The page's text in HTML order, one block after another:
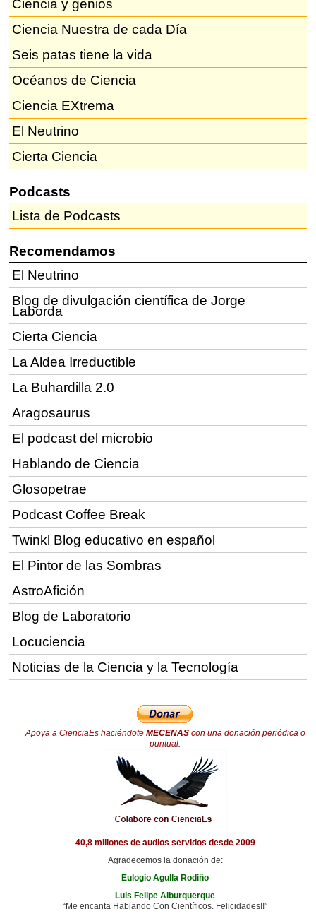
Ciencia y genios
Ciencia Nuestra de cada Día
Seis patas tiene la vida
Océanos de Ciencia
Ciencia EXtrema
El Neutrino
Cierta Ciencia
Podcasts
Lista de Podcasts
Recomendamos
El Neutrino
Blog de divulgación científica de Jorge
Laborda
Cierta Ciencia
La Aldea Irreductible
La Buhardilla 2.0
Aragosaurus
El podcast del microbio
Hablando de Ciencia
Glosopetrae
Podcast Coffee Break
Twinkl Blog educativo en español
El Pintor de las Sombras
AstroAfición
Blog de Laboratorio
Locuciencia
Noticias de la Ciencia y la Tecnología
Apoya a CienciaEs haciéndote MECENAScon una donación periódica o
puntual.
40,8 millones de audios servidos desde 2009
Agradecemos la donación de:
Eulogio Agulla Rodiño
Luis Felipe Alburquerque
“Me encanta Hablando Con Científicos. Felicidades!!”